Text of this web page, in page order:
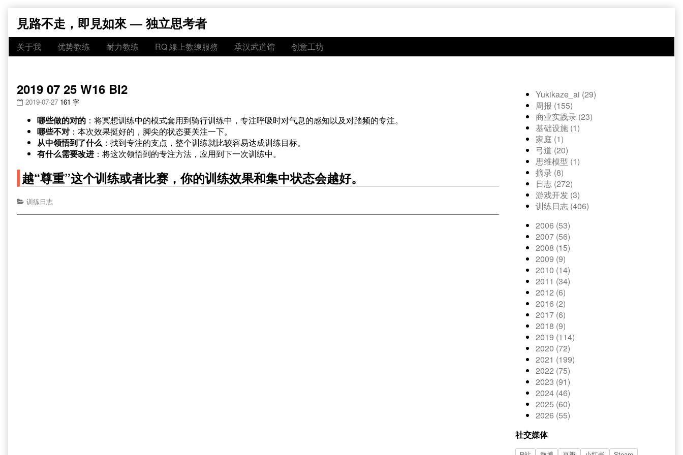
content
見路不走，即見如來 — 独立思考者
关于我 优势教练 耐力教练 RQ 線上教練服務 承汉武道馆 创意工坊
2019 07 25 W16 BI2
2019-07-27 161 字
哪些做的对的 ：将冥想训练中的模式套用到骑行训练中，专注呼吸时对气息的感知以及对踏频的专注。
哪些不对 ：本次效果挺好的，脚尖的状态要关注一下。
从中领悟到了什么 ：找到专注的支点，整个训练就比较容易达成训练目标。
有什么需要改进 ：将这次领悟到的专注方法，应用到下一次训练中。
越“尊重”这个训练或者比赛，你的训练效果和集中状态会越好。
训练日志
Yukikaze_ai (29)
周报 (155)
商业实践录 (23)
基础设施 (1)
家庭 (1)
弓道 (20)
思维模型 (1)
摘录 (8)
日志 (272)
游戏开发 (3)
训练日志 (406)
2006 (53)
2007 (56)
2008 (15)
2009 (9)
2010 (14)
2011 (34)
2012 (6)
2016 (2)
2017 (6)
2018 (9)
2019 (114)
2020 (72)
2021 (199)
2022 (75)
2023 (91)
2024 (46)
2025 (60)
2026 (55)
社交媒体